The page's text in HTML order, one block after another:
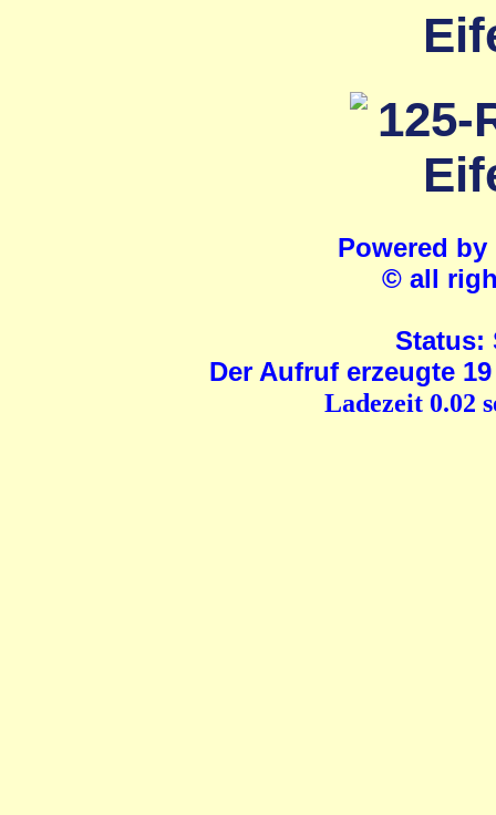
Powered by
© all
Status:
Der Aufruf erzeugte
Ladezeit 0.02